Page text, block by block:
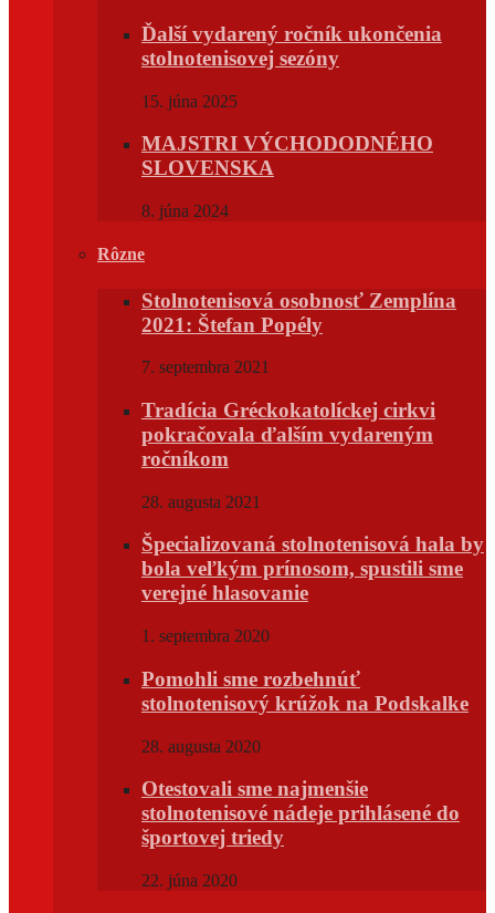
Ďalší vydarený ročník ukončenia
stolnotenisovej sezóny
15. júna 2025
MAJSTRI VÝCHODODNÉHO
SLOVENSKA
8. júna 2024
Rôzne
Stolnotenisová osobnosť Zemplína
2021: Štefan Popély
7. septembra 2021
Tradícia Gréckokatolíckej cirkvi
pokračovala ďalším vydareným
ročníkom
28. augusta 2021
Špecializovaná stolnotenisová hala by
bola veľkým prínosom, spustili sme
verejné hlasovanie
1. septembra 2020
Pomohli sme rozbehnúť
stolnotenisový krúžok na Podskalke
28. augusta 2020
Otestovali sme najmenšie
stolnotenisové nádeje prihlásené do
športovej triedy
22. júna 2020